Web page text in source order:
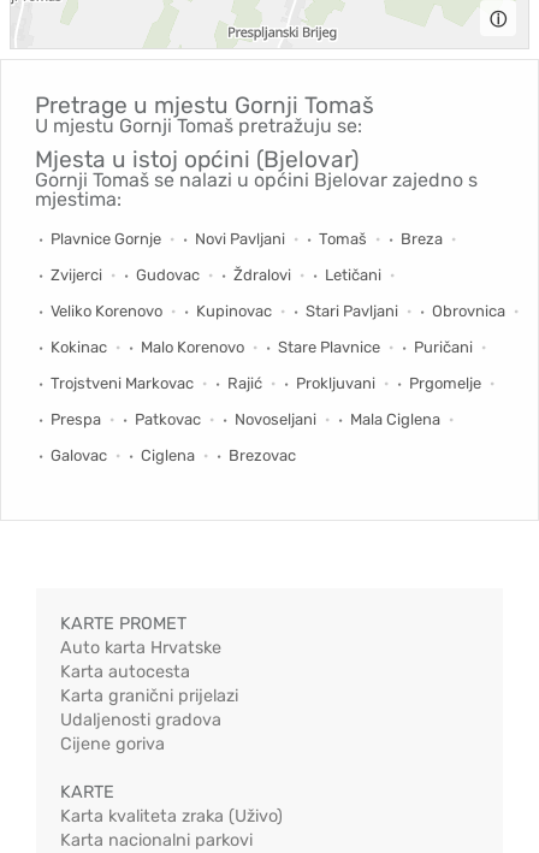
ⓘ
Pretrage u mjestu Gornji Tomaš
U mjestu Gornji Tomaš pretražuju se:
Mjesta u istoj općini (Bjelovar)
Gornji Tomaš se nalazi u općini Bjelovar zajedno s
mjestima:
Plavnice Gornje Novi Pavljani Tomaš
Breza
Zvijerci
Gudovac Ždralovi
Letičani
Veliko Korenovo
Kupinovac Stari Pavljani
Obrovnica
Kokinac
Malo Korenovo Stare Plavnice
Puričani
Trojstveni Markovac
Rajić Prokljuvani
Prgomelje
Prespa
Patkovac Novoseljani
Mala Ciglena
Galovac
Ciglena Brezovac
KARTE PROMET
Auto karta Hrvatske
Karta autocesta
Karta granični prijelazi
Udaljenosti gradova
Cijene goriva
KARTE
Karta kvaliteta zraka (Uživo)
Karta nacionalni parkovi